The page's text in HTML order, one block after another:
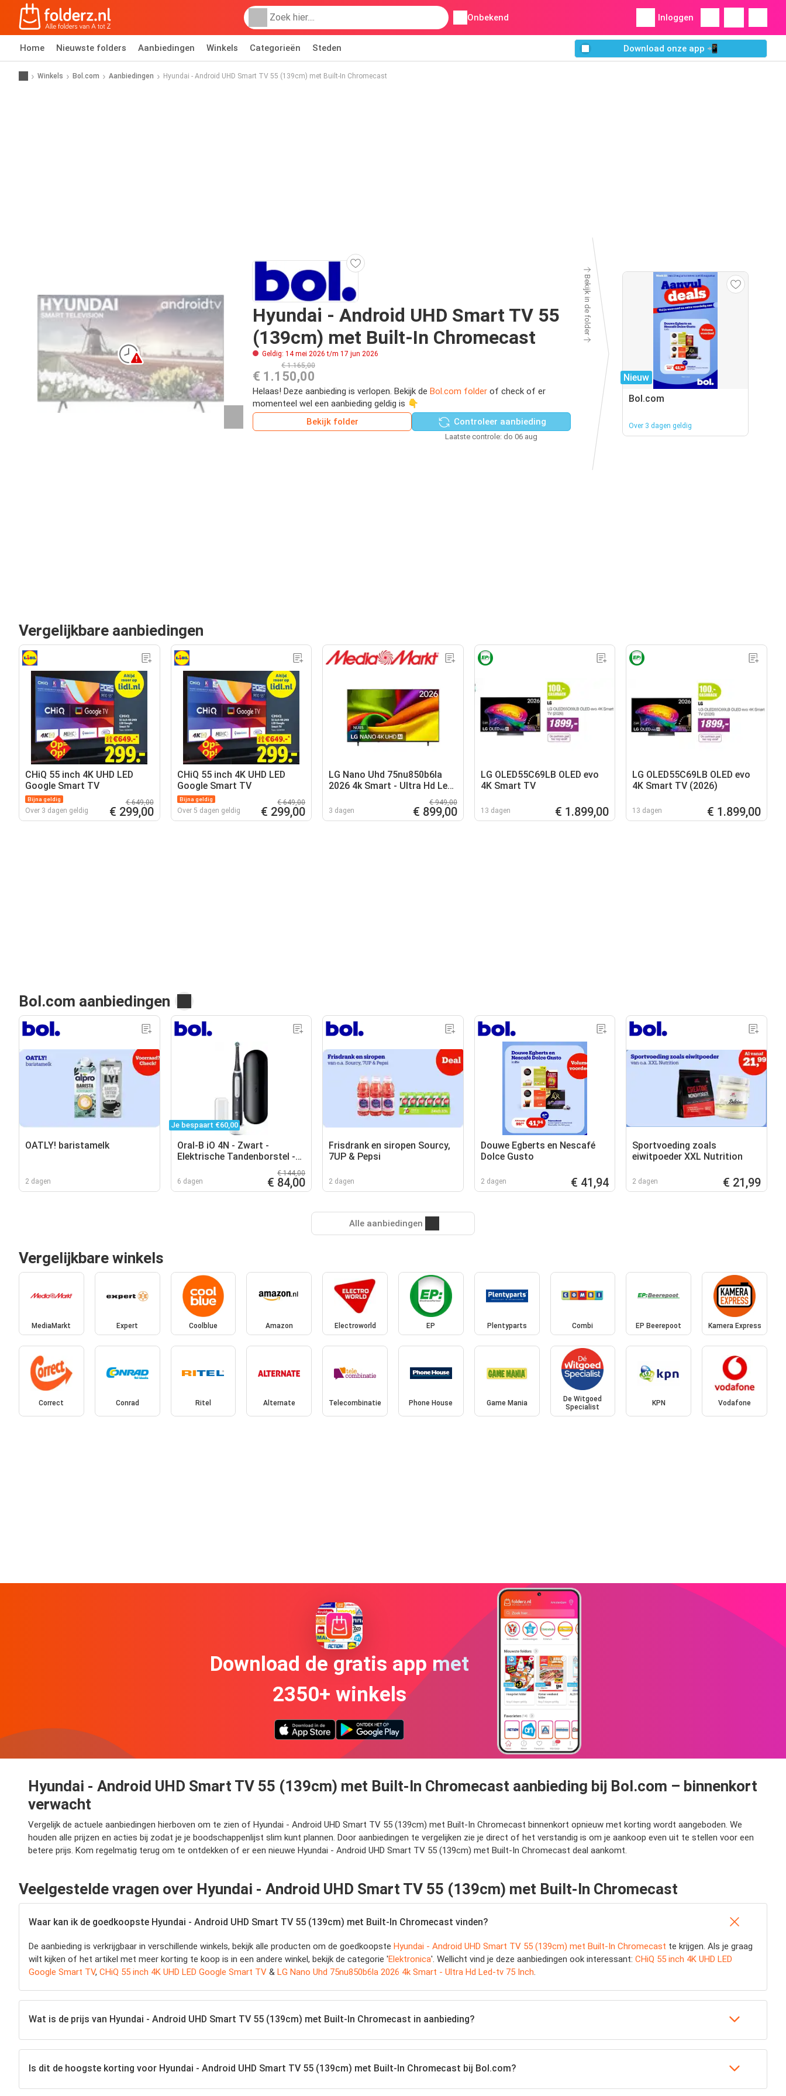
Onbekend Inloggen
Home Nieuwste folders Aanbiedingen Winkels Categorieën Steden Download onze app 📲
Winkels Bol.com Aanbiedingen Hyundai - Android UHD Smart TV 55 (139cm) met Built-In Chromecast
Hyundai - Android UHD Smart TV 55
(139cm) met Built-In Chromecast
Geldig: 14 mei 2026 t/m 17 jun 2026
€ 1.165,00
€ 1.150,00
Helaas! Deze aanbieding is verlopen. Bekijk de Bol.com folder of check of er
momenteel wel een aanbieding geldig is 👇
Bekijk folder
Controleer aanbieding
Laatste controle: do 06 aug
Bekijk in de folder
Nieuw
Bol.com
Over 3 dagen geldig
Vergelijkbare aanbiedingen
CHiQ 55 inch 4K UHD LED
Google Smart TV
Bijna geldig
Over 3 dagen geldig
€ 649,00
€ 299,00
CHiQ 55 inch 4K UHD LED
Google Smart TV
Bijna geldig
Over 5 dagen geldig
€ 649,00
€ 299,00
LG Nano Uhd 75nu850b6la
2026 4k Smart - Ultra Hd Led-
3 dagen
€ 949,00
€ 899,00
LG OLED55C69LB OLED evo
4K Smart TV
13 dagen € 1.899,00
LG OLED55C69LB OLED evo
4K Smart TV (2026)
13 dagen € 1.899,00
Bol.com aanbiedingen
OATLY! baristamelk
2 dagen
Je bespaart €60,00
Oral-B iO 4N - Zwart -
Elektrische Tandenborstel -
6 dagen
€ 144,00
€ 84,00
Frisdrank en siropen Sourcy,
7UP & Pepsi
2 dagen
Douwe Egberts en Nescafé
Dolce Gusto
2 dagen € 41,94
Sportvoeding zoals
eiwitpoeder XXL Nutrition
2 dagen € 21,99
Alle aanbiedingen
Vergelijkbare winkels
MediaMarkt Expert Coolblue Amazon Electroworld EP Plentyparts Combi EP Beerepoot Kamera Express
Correct Conrad Ritel Alternate Telecombinatie Phone House Game Mania
De Witgoed
Specialist
KPN Vodafone
Download de gratis app met
2350+ winkels
Hyundai - Android UHD Smart TV 55 (139cm) met Built-In Chromecast aanbieding bij Bol.com – binnenkort
verwacht
Vergelijk de actuele aanbiedingen hierboven om te zien of Hyundai - Android UHD Smart TV 55 (139cm) met Built-In Chromecast binnenkort opnieuw met korting wordt aangeboden. We
houden alle prijzen en acties bij zodat je je boodschappenlijst slim kunt plannen. Door aanbiedingen te vergelijken zie je direct of het verstandig is om je aankoop even uit te stellen voor een
betere prijs. Kom regelmatig terug om te ontdekken of er een nieuwe Hyundai - Android UHD Smart TV 55 (139cm) met Built-In Chromecast deal aankomt.
Veelgestelde vragen over Hyundai - Android UHD Smart TV 55 (139cm) met Built-In Chromecast
Waar kan ik de goedkoopste Hyundai - Android UHD Smart TV 55 (139cm) met Built-In Chromecast vinden?
De aanbieding is verkrijgbaar in verschillende winkels, bekijk alle producten om de goedkoopste Hyundai - Android UHD Smart TV 55 (139cm) met Built-In Chromecast te krijgen. Als je graag
wilt kijken of het artikel met meer korting te koop is in een andere winkel, bekijk de categorie 'Elektronica'. Wellicht vind je deze aanbiedingen ook interessant: CHiQ 55 inch 4K UHD LED
Google Smart TV, CHiQ 55 inch 4K UHD LED Google Smart TV & LG Nano Uhd 75nu850b6la 2026 4k Smart - Ultra Hd Led-tv 75 Inch.
Wat is de prijs van Hyundai - Android UHD Smart TV 55 (139cm) met Built-In Chromecast in aanbieding?
Is dit de hoogste korting voor Hyundai - Android UHD Smart TV 55 (139cm) met Built-In Chromecast bij Bol.com?